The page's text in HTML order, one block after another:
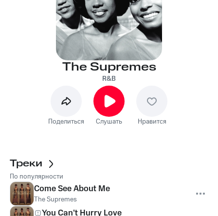
The Supremes
R&B
Поделиться Слушать Нравится
Треки
По популярности
Come See About Me
The Supremes
You Can't Hurry Love